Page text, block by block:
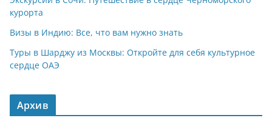
курорта
Визы в Индию: Все, что вам нужно знать
Туры в Шарджу из Москвы: Откройте для себя культурное
сердце ОАЭ
Архив